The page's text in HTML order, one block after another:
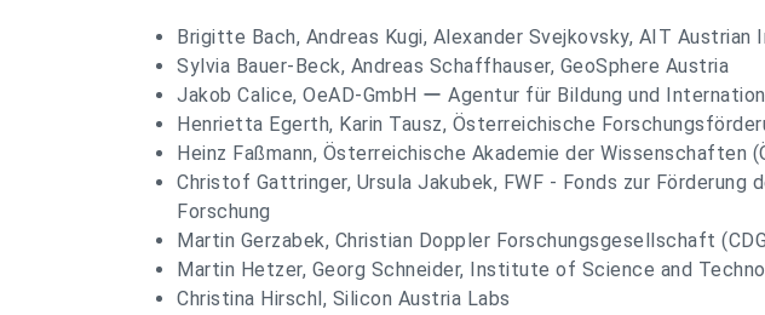
Brigitte Bach, Andreas Kugi, Alexander Svejkovsky, AIT
Sylvia Bauer-Beck, Andreas Schaffhauser, GeoSphere Austria
Jakob Calice, OeAD-GmbH ー Agentur für Bildung und
Henrietta Egerth, Karin Tausz, Österreichische
Heinz Faßmann, Österreichische Akademie der Wissenschaften
Christof Gattringer, Ursula Jakubek, FWF - Fonds zur Förderung
Forschung
Martin Gerzabek, Christian Doppler Forschungsgesellschaft
Martin Hetzer, Georg Schneider, Institute of Science and
Christina Hirschl, Silicon Austria Labs